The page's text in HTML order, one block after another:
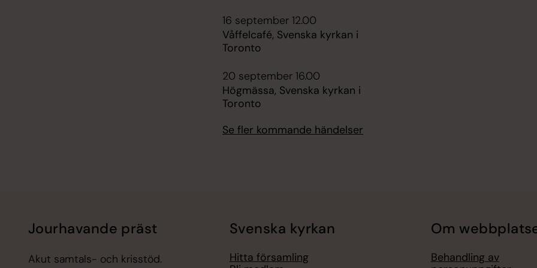
16 september 12.00
Våffelcafé, Svenska kyrkan i
Toronto
20 september 16.00
Högmässa, Svenska kyrkan i
Toronto
Se fler kommande händelser
Jourhavande präst
Akut samtals- och krisstöd.
Svenska kyrkan
Hitta församling
Om
Behandling av